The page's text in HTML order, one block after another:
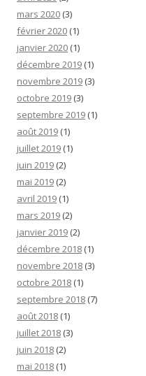
mars 2020 (3)
février 2020 (1)
janvier 2020 (1)
décembre 2019 (1)
novembre 2019 (3)
octobre 2019 (3)
septembre 2019 (1)
août 2019 (1)
juillet 2019 (1)
juin 2019 (2)
mai 2019 (2)
avril 2019 (1)
mars 2019 (2)
janvier 2019 (2)
décembre 2018 (1)
novembre 2018 (3)
octobre 2018 (1)
septembre 2018 (7)
août 2018 (1)
juillet 2018 (3)
juin 2018 (2)
mai 2018 (1)